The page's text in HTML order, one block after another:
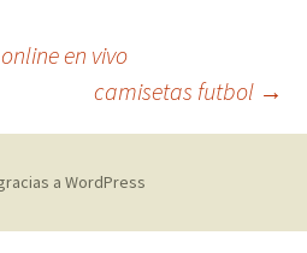
en vivo
camisetas futbol →
a WordPress